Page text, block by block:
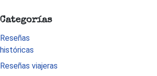
Categorías
Reseñas
históricas
Reseñas viajeras